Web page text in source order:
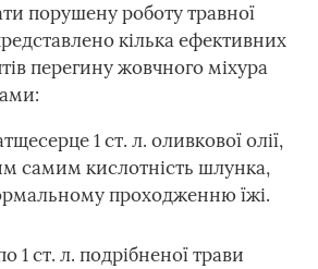
порушену роботу травної
кілька ефективних
перегину жовчного міхура
1 ст. л. оливкової олії,
самим кислотність шлунка,
проходженню їжі.
1 ст. л. подрібненої трави